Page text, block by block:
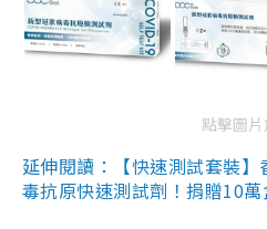
點擊圖
延伸閱讀：【快速測試套裝
毒抗原快速測試劑！捐贈10